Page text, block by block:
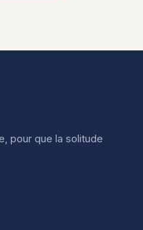
pour que la solitude